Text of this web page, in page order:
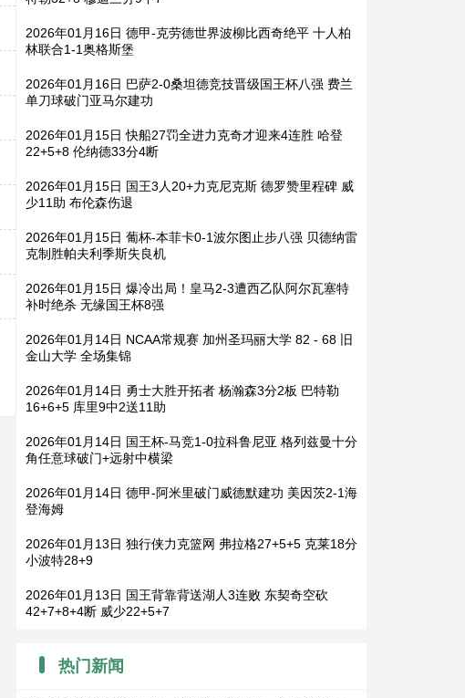
2026年01月16日 德甲-克劳德世界波柳比西奇绝平 十人柏
林联合1-1奥格斯堡
2026年01月16日 巴萨2-0桑坦德竞技晋级国王杯八强 费兰
单刀球破门亚马尔建功
2026年01月15日 快船27罚全进力克奇才迎来4连胜 哈登
22+5+8 伦纳德33分4断
2026年01月15日 国王3人20+力克尼克斯 德罗赞里程碑 威
少11助 布伦森伤退
2026年01月15日 葡杯-本菲卡0-1波尔图止步八强 贝德纳雷
克制胜帕夫利季斯失良机
2026年01月15日 爆冷出局！皇马2-3遭西乙队阿尔瓦塞特
补时绝杀 无缘国王杯8强
2026年01月14日 NCAA常规赛 加州圣玛丽大学 82 - 68 旧
金山大学 全场集锦
2026年01月14日 勇士大胜开拓者 杨瀚森3分2板 巴特勒
16+6+5 库里9中2送11助
2026年01月14日 国王杯-马竞1-0拉科鲁尼亚 格列兹曼十分
角任意球破门+远射中横梁
2026年01月14日 德甲-阿米里破门威德默建功 美因茨2-1海
登海姆
2026年01月13日 独行侠力克篮网 弗拉格27+5+5 克莱18分
小波特28+9
2026年01月13日 国王背靠背送湖人3连败 东契奇空砍
42+7+8+4断 威少22+5+7
热门新闻